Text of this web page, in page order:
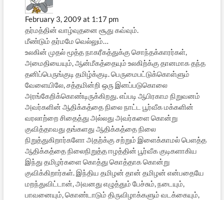
February 3, 2009 at 1:17 pm
தர்மத்தின் வாழ்வுதனை சூது கவ்வும்.
மீண்டும் தர்மமே வெல்லும்…
உலகின் முதல் மூத்த நாகரீகத்துக்கு சொந்தக்காரர்கள்,
அமைதியையும், ஆன்மீகத்தையும் உலகிற்க்கு தானமாக தந்த
தனிப்பெருங்குடி தமிழ்க்குடி. பெருமைபட்டுக்கொள்ளும்
வேளையிலே, சத்தமின்றி ஒரு இனப்படுகொலை
அரங்கேறிக்கொண்டிருக்கிறது. எப்படி ஆபிரகாம நிறுவனம்
அவர்களின் ஆதிக்கத்தை நிலை நாட்ட பூர்வீக மக்களின்
வரலாற்றை சிதைத்து அல்லது அவர்களை கொன்று
குவித்தாவது தங்களது ஆதிக்கத்தை நிலை
நிறுத்துகிறார்களோ அதற்க்கு சற்றும் இளைக்காமல் பெளத்த
ஆதிக்கத்தை நிலைநிறுத்த ஈழத்தின் பூர்வீக குடிகளாகிய
இந்து தமிழர்களை கொத்து கொத்தாக கொன்று
குவிக்கிறார்கள். இந்திய தமிழன் தான் தமிழன் என்பதையே
மறந்துவிட்டான், அவனது எழுத்தும் பேச்சும், நடையும்,
பாவனையும், கொண்டாடும் திருவிழாக்களும் வடக்கையும்,